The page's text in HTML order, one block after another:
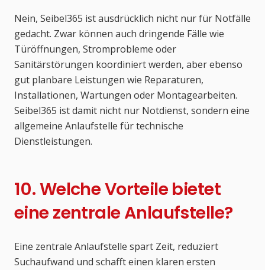
Nein, Seibel365 ist ausdrücklich nicht nur für Notfälle
gedacht. Zwar können auch dringende Fälle wie
Türöffnungen, Stromprobleme oder
Sanitärstörungen koordiniert werden, aber ebenso
gut planbare Leistungen wie Reparaturen,
Installationen, Wartungen oder Montagearbeiten.
Seibel365 ist damit nicht nur Notdienst, sondern eine
allgemeine Anlaufstelle für technische
Dienstleistungen.
10. Welche Vorteile bietet
eine zentrale Anlaufstelle?
Eine zentrale Anlaufstelle spart Zeit, reduziert
Suchaufwand und schafft einen klaren ersten